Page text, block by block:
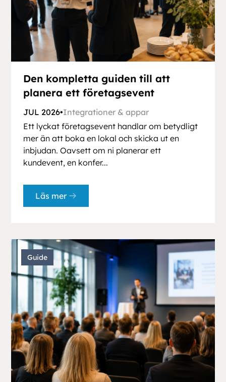
Den kompletta guiden till att
planera ett företagsevent
JUL 2026•Integrationer & appar
Ett lyckat företagsevent handlar om betydligt
mer än att boka en lokal och skicka ut en
inbjudan. Oavsett om ni planerar ett
kundevent, en konfer...
Läs mer
Guide